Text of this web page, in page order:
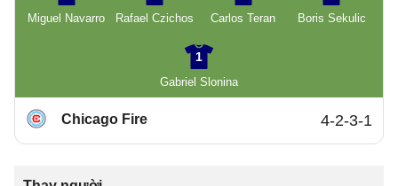
Miguel Navarro
Rafael Czichos
Carlos Teran
Boris Sekulic
1
Gabriel Slonina
Chicago Fire 4-2-3-1